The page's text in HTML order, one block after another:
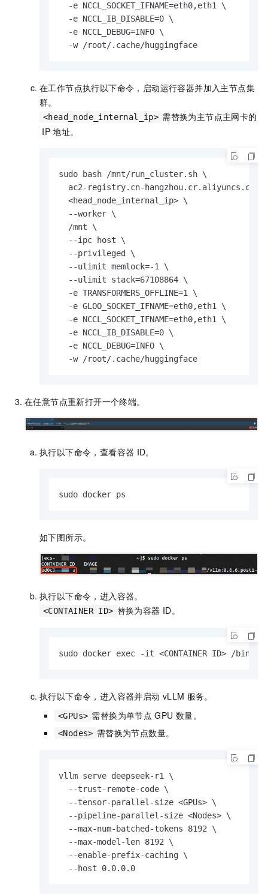
  -e NCCL_SOCKET_IFNAME=eth0,eth1 \
  -e NCCL_IB_DISABLE=0 \
  -e NCCL_DEBUG=INFO \
  -w /root/.cache/huggingface
在工作节点执行以下命令，启动运行容器并加入主节点集
群。
<head_node_internal_ip> 需替换为主节点主网卡的
IP 地址。
sudo bash /mnt/run_cluster.sh \
ac2-registry.cn-
  <head_node_internal_ip> \
  --worker \
  /mnt \
  --ipc host \
  --privileged \
  --ulimit memlock=-1 \
  --ulimit stack=67108864 \
  -e TRANSFORMERS_OFFLINE=1 \
  -e GLOO_SOCKET_IFNAME=eth0,eth1 \
  -e NCCL_SOCKET_IFNAME=eth0,eth1 \
  -e NCCL_IB_DISABLE=0 \
  -e NCCL_DEBUG=INFO \
  -w /root/.cache/huggingface
在任意节点重新打开一个终端。
执行以下命令，查看容器 ID。
sudo docker ps
如下图所示。
执行以下命令，进入容器。
<CONTAINER ID> 替换为容器 ID。
sudo docker exec -it <CONTAINER ID> /bin/
执行以下命令，进入容器并启动 vLLM 服务。
<GPUs> 需替换为单节点 GPU 数量。
<Nodes> 需替换为节点数量。
vllm serve deepseek-r1 \
  --trust-remote-code \
  --tensor-parallel-size <GPUs> \
  --pipeline-parallel-size <Nodes> \
  --max-num-batched-tokens 8192 \
  --max-model-len 8192 \
  --enable-prefix-caching \
  --host 0.0.0.0